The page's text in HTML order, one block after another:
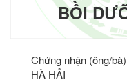
BỒI
Chứng nhận (ông/
HÀ HẢI